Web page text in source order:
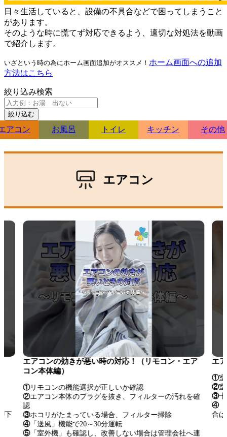
日々生活していると、設備の不具合などで困ってしまうこと
があります。
そのような時に慌てず対応できるよう、適切な対処法を動画
で紹介します。
いざという時の為にホーム画面追加がオススメ！ ホーム画面への追加
方法はこちら
絞り込み検索
絞り込む
アコン お風呂 トイレ キッチン その他
エアコン
下
エアコンの効きが悪い時の対応！（リモコン・エア
コン本体編）
①リモコンの機能選択が正しいか確認
②エアコン本体のプラグを抜き、フィルターの汚れを確
認
③ホコリがたまっている場合、フィルター掃除
④「送風」機能で20～30分運転
⑤「室外機」も確認し、改善しない場合は管理会社へ連
エ
①
②
③
④
合